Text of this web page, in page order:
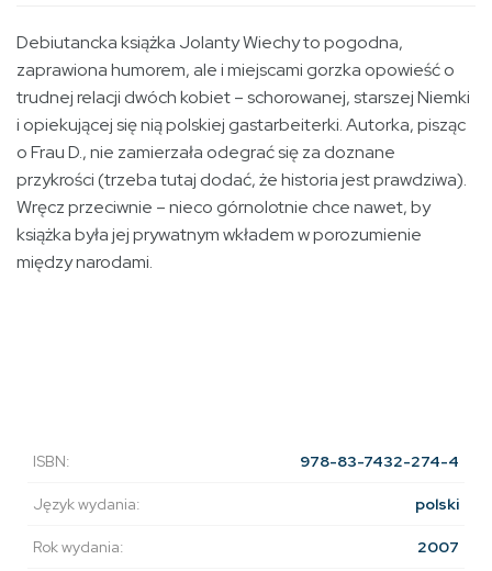
Debiutancka książka Jolanty Wiechy to pogodna,
zaprawiona humorem, ale i miejscami gorzka opowieść o
trudnej relacji dwóch kobiet – schorowanej, starszej Niemki
i opiekującej się nią polskiej gastarbeiterki. Autorka, pisząc
o Frau D., nie zamierzała odegrać się za doznane
przykrości (trzeba tutaj dodać, że historia jest prawdziwa).
Wręcz przeciwnie – nieco górnolotnie chce nawet, by
książka była jej prywatnym wkładem w porozumienie
między narodami.
ISBN: 978-83-7432-274-4
Język wydania: polski
Rok wydania: 2007